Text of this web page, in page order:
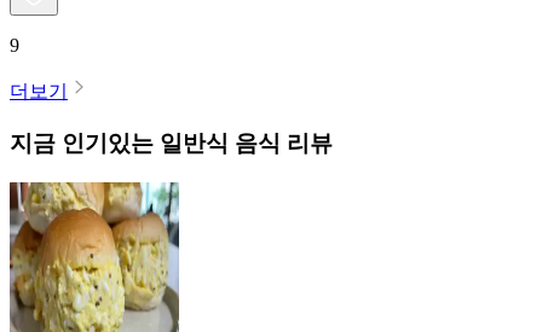
9
더보기
지금 인기있는 일반식 음식 리뷰